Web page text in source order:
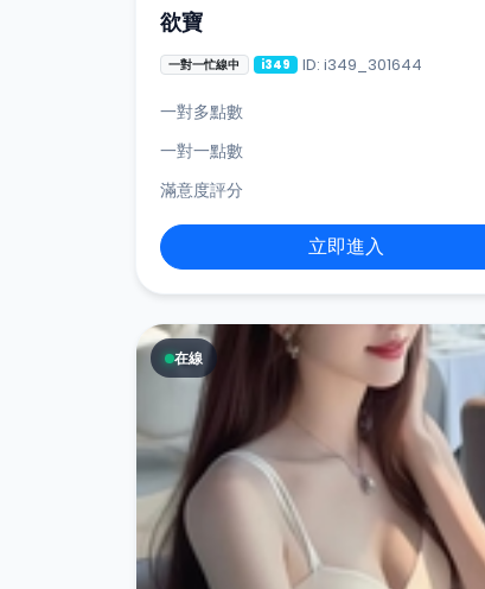
欲寶
一對一忙線中 i349 ID: i349_301644
一對多點數
一對一點數
滿意度評分
立即進入
在線